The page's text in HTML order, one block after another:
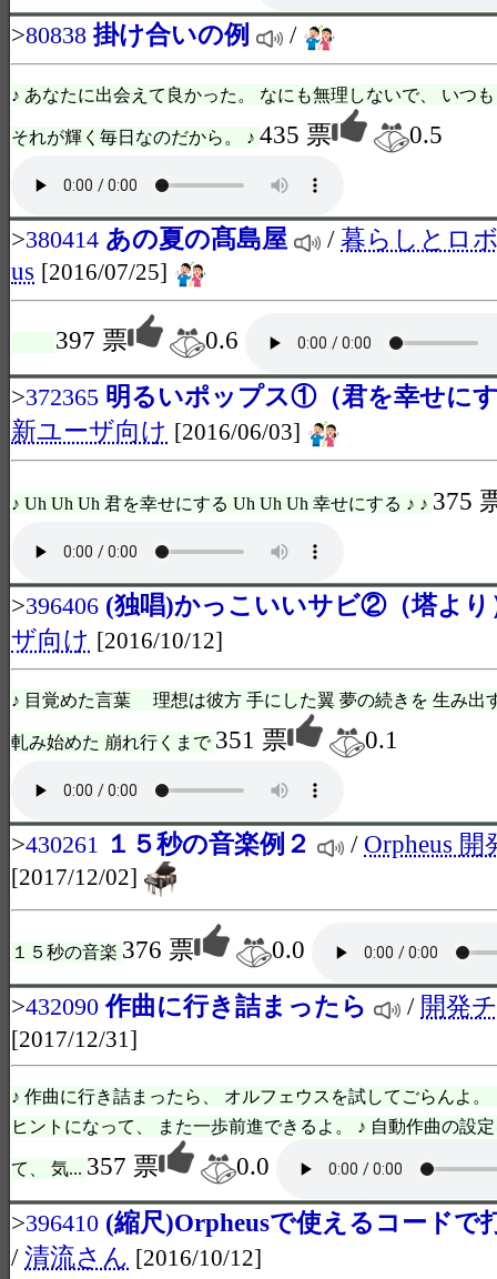
>80838 掛け合いの例 /
♪ あなたに出会えて良かった。 なにも無理しないで、 いつ
それが輝く毎日なのだから。 ♪ 435 票 0.5
>380414 あの夏の髙島屋 /暮らしとロ
us [2016/07/25]
397 票
0.6
>372365 明るいポップス①（君を幸せに
新ユーザ向け [2016/06/03]
♪ Uh Uh Uh 君を幸せにする Uh Uh Uh 幸せにする ♪ ♪ 375
>396406 (独唱)かっこいいサビ②（塔より
ザ向け [2016/10/12]
♪ 目覚めた言葉 理想は彼方 手にした翼 夢の続きを 生み出
軋み始めた 崩れ行くまで 351 票 0.1
>430261 １５秒の音楽例２ / Orpheus
[2017/12/02]
１５秒の音楽 376 票
0.0
>432090 作曲に行き詰まったら / 開発
[2017/12/31]
♪ 作曲に行き詰まったら、 オルフェウスを試してごらんよ
ヒントになって、 また一歩前進できるよ。 ♪ 自動作曲の設
て、 気... 357 票
0.0
>396410 (縮尺)Orpheusで使えるコードで
/清流さん [2016/10/12]